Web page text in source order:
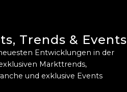
Trends & Events
Entwicklungen in der
Markttrends,
und exklusive Events